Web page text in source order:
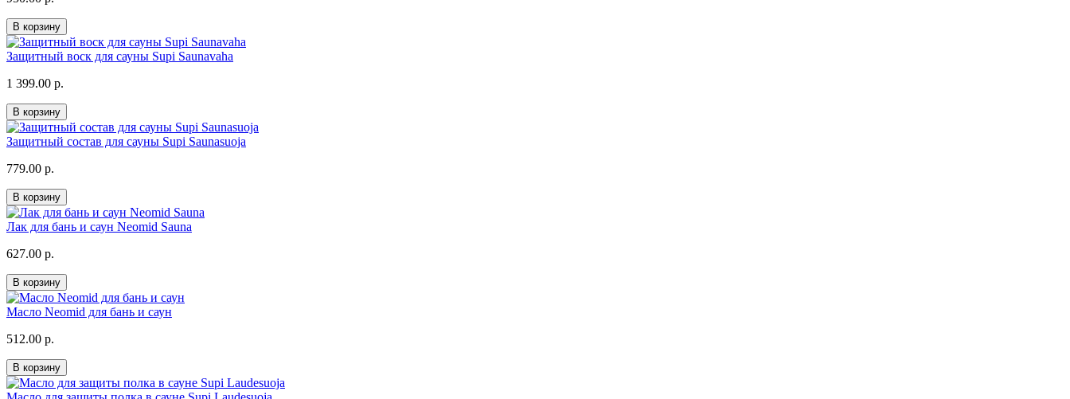
В корзину
Защитный воск для сауны Supi Saunavaha
1 399.00 р.
В корзину
Защитный состав для сауны Supi Saunasuoja
779.00 р.
В корзину
Лак для бань и саун Neomid Sauna
627.00 р.
В корзину
Масло Neomid для бань и саун
512.00 р.
В корзину